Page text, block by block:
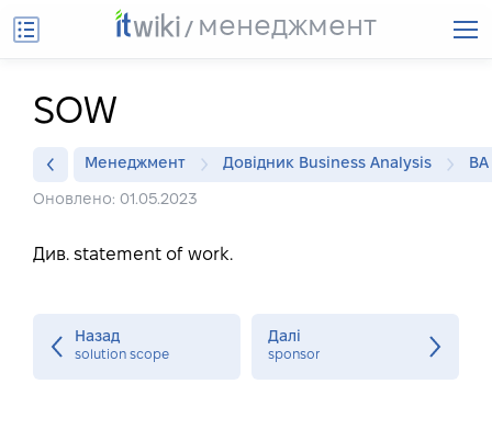
менеджмент
SOW
Менеджмент Довідник Business Analysis BA
Оновлено: 01.05.2023
Див. statement of work.
Назад
solution scope
Далі
sponsor